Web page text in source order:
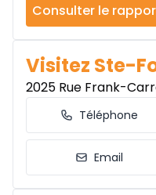
Consulter le
Visitez Ste-
2025 Rue Frank-
Téléphone
Email